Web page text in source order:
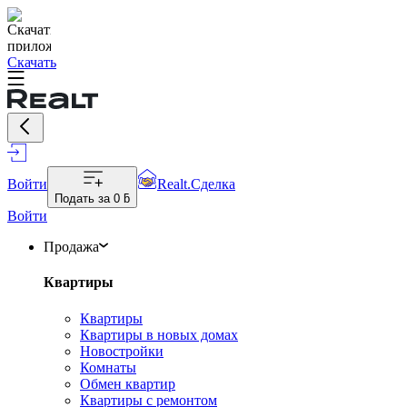
Скачать
Войти
Подать за 0 ƃ
Realt.Сделка
Войти
Продажа
Квартиры
Квартиры
Квартиры в новых домах
Новостройки
Комнаты
Обмен квартир
Квартиры с ремонтом